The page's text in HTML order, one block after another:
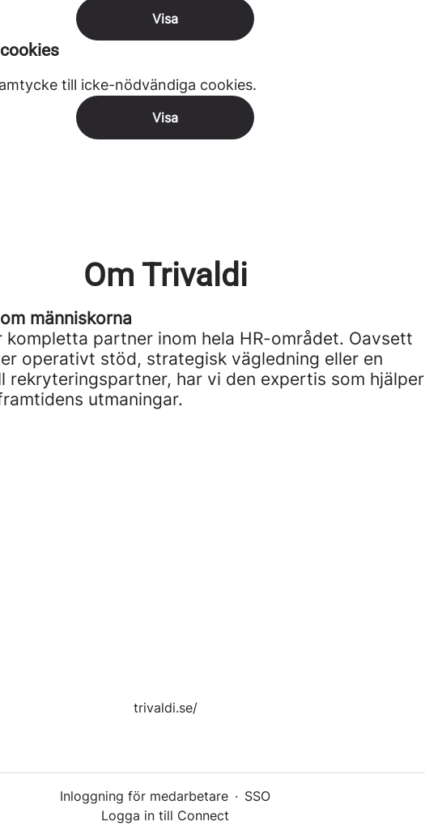
Visa
till icke-nödvändiga cookies.
Visa
Om Trivaldi
människorna
kompletta partner inom hela HR-området. Oavsett
operativt stöd, strategisk vägledning eller en
rekryteringspartner, har vi den expertis som hjälper
utmaningar.
trivaldi.se/
Inloggning för medarbetare · SSO
Logga in till Connect